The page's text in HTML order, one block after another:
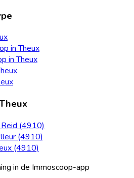
in Theux
in Theux
(4910)
(4910)
(4910)
in de Immoscoop-app